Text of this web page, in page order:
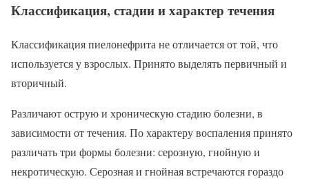
Классификация, стадии и характер течения
Классификация пиелонефрита не отличается от той, что
используется у взрослых. Принято выделять первичный и
вторичный.
Различают острую и хроническую стадию болезни, в
зависимости от течения. По характеру воспаления принято
различать три формы болезни: серозную, гнойную и
некротическую. Серозная и гнойная встречаются гораздо